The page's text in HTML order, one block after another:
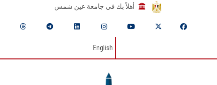
أهلاً بك في جامعة عين شمس
English